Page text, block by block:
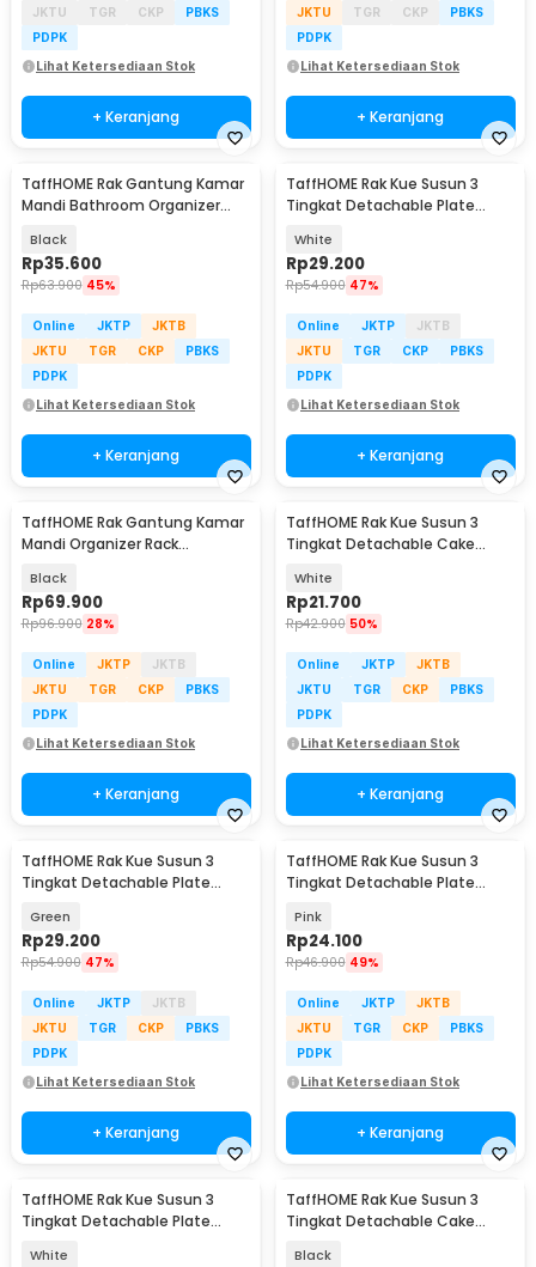
JKTU TGR CKP
PBKS
PDPK
Lihat Ketersediaan Stok
+ Keranjang
JKTU TGR CKP
PBKS
PDPK
Lihat Ketersediaan Stok
+ Keranjang
TaffHOME Rak Gantung Kamar
Mandi Bathroom Organizer
Black
Rp35.600
Rp63.900 45%
Online JKTP
JKTB
JKTU
TGR CKP
PBKS
PDPK
Lihat Ketersediaan Stok
+ Keranjang
TaffHOME Rak Kue Susun 3
Tingkat Detachable Plate
White
Rp29.200
Rp54.900 47%
Online JKTP
JKTB
JKTU
TGR CKP
PBKS
PDPK
Lihat Ketersediaan Stok
+ Keranjang
TaffHOME Rak Gantung Kamar
Mandi Organizer Rack
Black
Rp69.900
Rp96.900 28%
Online JKTP
JKTB
JKTU
TGR CKP
PBKS
PDPK
Lihat Ketersediaan Stok
+ Keranjang
TaffHOME Rak Kue Susun 3
Tingkat Detachable Cake
White
Rp21.700
Rp42.900 50%
Online JKTP
JKTB
JKTU
TGR CKP
PBKS
PDPK
Lihat Ketersediaan Stok
+ Keranjang
TaffHOME Rak Kue Susun 3
Tingkat Detachable Plate
Green
Rp29.200
Rp54.900 47%
Online JKTP
JKTB
JKTU
TGR CKP
PBKS
PDPK
Lihat Ketersediaan Stok
+ Keranjang
TaffHOME Rak Kue Susun 3
Tingkat Detachable Plate
Pink
Rp24.100
Rp46.900 49%
Online JKTP
JKTB
JKTU
TGR CKP
PBKS
PDPK
Lihat Ketersediaan Stok
+ Keranjang
TaffHOME Rak Kue Susun 3
Tingkat Detachable Plate
White
TaffHOME Rak Kue Susun 3
Tingkat Detachable Cake
Black